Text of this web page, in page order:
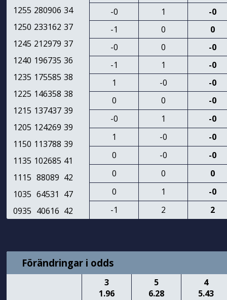
1255 280906 34
1250 233162 37
1245 212979 37
1240 196735 36
1235 175585 38
1225 146358 38
1215 137437 39
1205 124269 39
1150 113788 39
1135 102685 41
1115 88089 42
1035 64531 47
0935 40616 42
-0
1
-0
-1
0
0
-0
0
-0
-1
1
-0
1
-0
-0
0
0
-0
-0
1
-0
1
-0
-0
0
-0
-0
0
0
0
0
1
-0
-1
2 2
Förändringar i odds
3
1.96
5
6.28
4
5.43